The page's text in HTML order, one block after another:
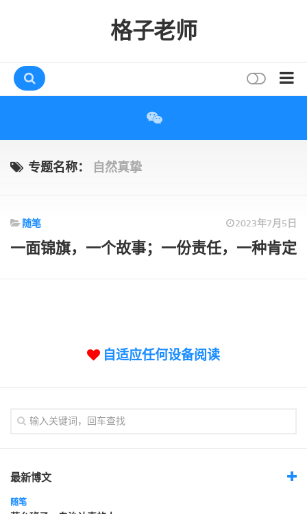
格子老师
互动
友情链接
专题名称： 自然真挚
随笔 2023年7月5日
一面锦旗，一个故事；一份责任，一种肯定
自适应任何设备阅读
最新博文
随笔